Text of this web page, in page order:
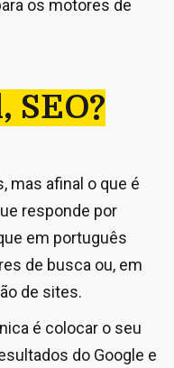
os motores de
SEO?
mas afinal o que é
responde por
em português
de busca ou, em
de sites.
é colocar o seu
do Google e